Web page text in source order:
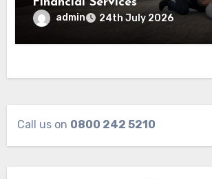
Financial Services
admin 24th July 2026
Call us on 0800 242 5210